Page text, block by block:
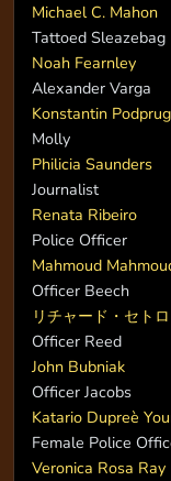
Michael C. Mahon
Tattoed Sleazebag
Noah Fearnley
Alexander Varga
Konstantin
Molly
Philicia Saunders
Journalist
Renata Ribeiro
Police Officer
Mahmoud
Officer Beech
リチャード・セト
Officer Reed
John Bubniak
Officer Jacobs
Katario Dupreè
Female Police
Veronica Rosa Ray